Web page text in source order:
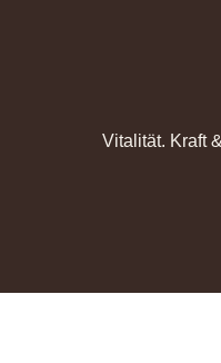
Vitalität. Kraft